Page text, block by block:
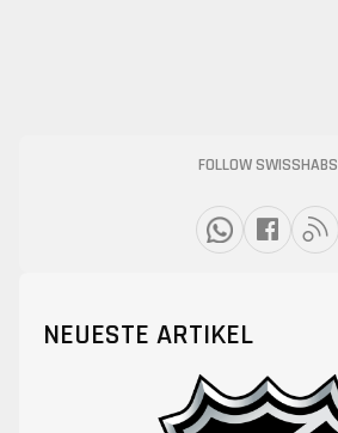
FOLLOW SWISSHABS
NEUESTE ARTIKEL